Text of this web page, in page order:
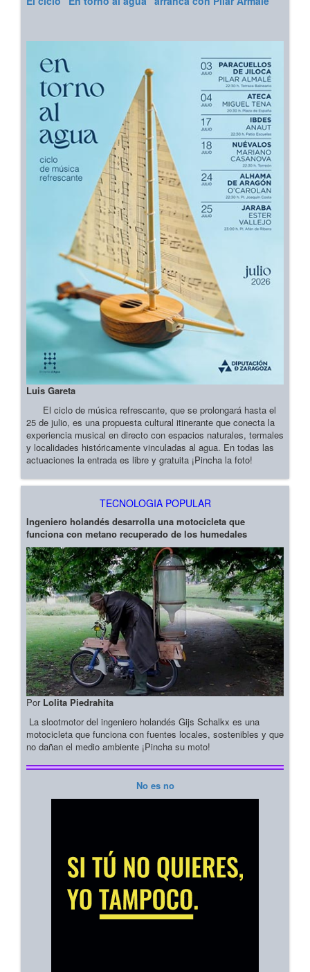
Luis Gareta
El ciclo de música refrescante, que se prolongará hasta el
25 de julio, es una propuesta cultural itinerante que conecta la
experiencia musical en directo con espacios naturales, termales
y localidades históricamente vinculadas al agua. En todas las
actuaciones la entrada es libre y gratuita ¡Pincha la foto!
TECNOLOGIA POPULAR
Ingeniero holandés desarrolla una motocicleta que
funciona con metano recuperado de los humedales
Por Lolita Piedrahita
La slootmotor del ingeniero holandés Gijs Schalkx es una
motocicleta que funciona con fuentes locales, sostenibles y que
no dañan el medio ambiente ¡Pincha su moto!
No es no